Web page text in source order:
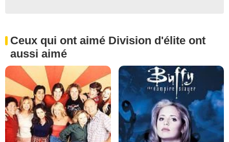
Ceux qui ont aimé Division d'élite ont
aussi aimé